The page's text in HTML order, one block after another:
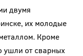
двумя
их молодые
Кроме
ушли от сварных